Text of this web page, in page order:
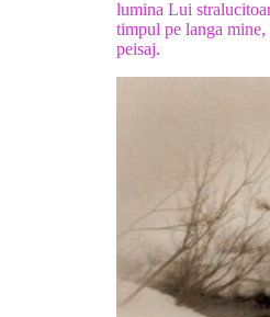
lumina Lui
timpul pe langa
peisaj.